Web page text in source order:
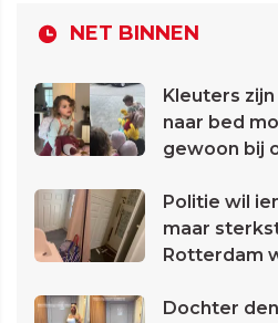
NET BINNEN
Kleuters
naar bed
gewoon bij
Politie wil
maar
Rotterdam
Dochter